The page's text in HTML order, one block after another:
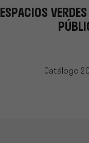
ESPACIOS
Catálogo